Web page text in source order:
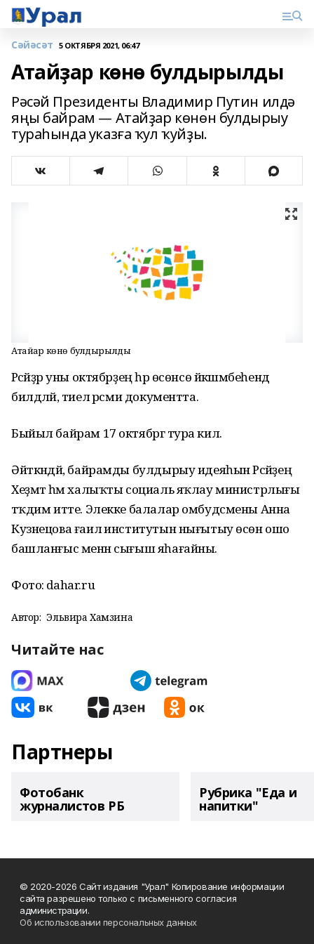
Сәйәсәт 5 ОКТЯБРЯ 2021, 06:47
Атайҙар көнө булдырылды
Рәсәй Президенты Владимир Путин илдә
яңы байрам — Атайҙар көнөн булдырыу
тураһында указға ҡул ҡуйҙы.
Атайҙар көнө булдырылды
Рәсәйҙәр уны октябрҙең һәр өсөнсө йәкшәмбеһендә
билдәләй, тиелә рәсми документта.
Быйыл байрам 17 октябргә тура килә.
Әйткәндәй, байрамды булдырыу идеяһын Рәсәйҙең
Хеҙмәт һәм халыҡты социаль яҡлау министрлығы
тәҡдим итте. Элекке балалар омбудсмены Анна
Кузнецова ғаилә институтын нығытыу өсөн ошо
башланғыс менән сығыш яһағайны.
Фото: dahar.ru
Автор: Эльвира Хамзина
Читайте нас
Партнеры
Фотобанк
журналистов РБ
Рубрика "Еда и
напитки"
© 2020-2026 Сайт издания "Урал" Копирование информации
сайта разрешено только с письменного согласия
администрации.
Об использовании персональных данных